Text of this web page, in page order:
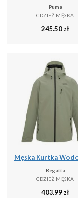
Puma
ODZIEŻ MĘSKA
245.50 zł
Regatta
ODZIEŻ MĘSKA
403.99 zł